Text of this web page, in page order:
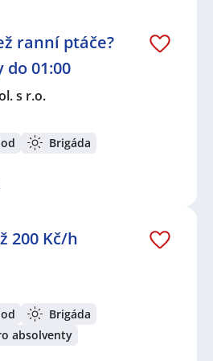
ranní ptáče?
01:00
s r.o.
Brigáda
200 Kč/h
Brigáda
absolventy